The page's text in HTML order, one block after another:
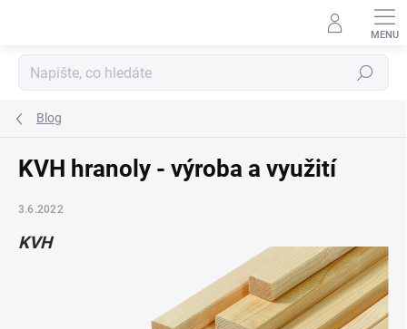
Hledat
Blog
KVH hranoly - výroba a využití
3.6.2022
KVH